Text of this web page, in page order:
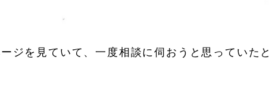
ジを見ていて、一度相談に伺おうと思っていたと